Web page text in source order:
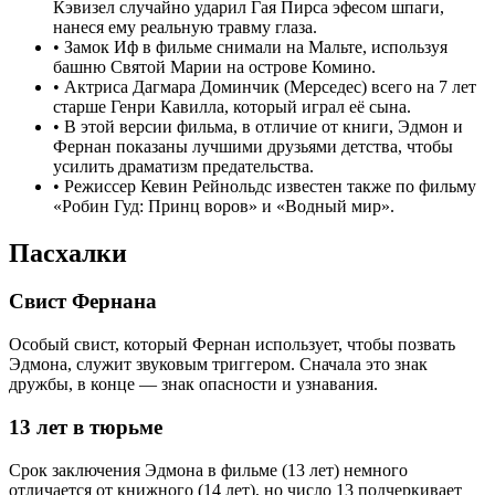
Кэвизел случайно ударил Гая Пирса эфесом шпаги,
нанеся ему реальную травму глаза.
• Замок Иф в фильме снимали на Мальте, используя
башню Святой Марии на острове Комино.
• Актриса Дагмара Доминчик (Мерседес) всего на 7 лет
старше Генри Кавилла, который играл её сына.
• В этой версии фильма, в отличие от книги, Эдмон и
Фернан показаны лучшими друзьями детства, чтобы
усилить драматизм предательства.
• Режиссер Кевин Рейнольдс известен также по фильму
«Робин Гуд: Принц воров» и «Водный мир».
Пасхалки
Свист Фернана
Особый свист, который Фернан использует, чтобы позвать
Эдмона, служит звуковым триггером. Сначала это знак
дружбы, в конце — знак опасности и узнавания.
13 лет в тюрьме
Срок заключения Эдмона в фильме (13 лет) немного
отличается от книжного (14 лет), но число 13 подчеркивает